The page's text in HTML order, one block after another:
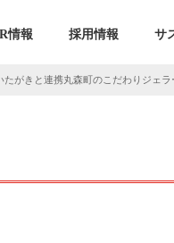
情報 採用情報 サ
がきと連携丸森町のこだわりジェ